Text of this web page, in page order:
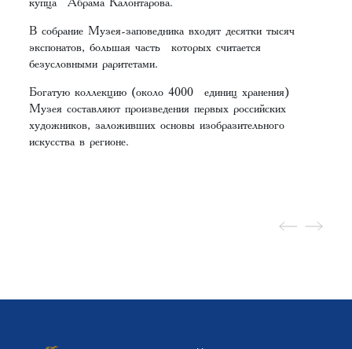
В собрание Музея-заповедника входят десятки тысяч
экспонатов, большая часть которых считается
безусловными раритетами.
Богатую коллекцию (около 4000 единиц хранения)
Музея составляют произведения первых российских
художников, заложивших основы изобразительного
искусства в регионе.